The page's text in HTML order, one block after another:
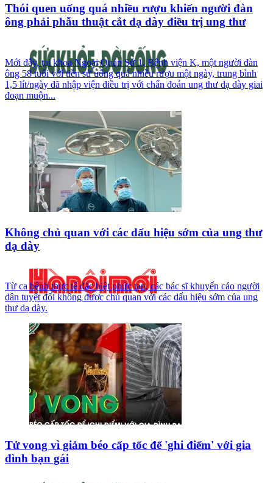
Thói quen uống quá nhiều rượu khiến người đàn
ông phải phẫu thuật cắt dạ dày điều trị ung thư
Mới đây, tại khoa Ngoại Quán Sứ 1, Bệnh viện K, một người đàn
ông 58 tuổi với tiền sử uống quá nhiều rượu một ngày, trung bình
1,5 lít/ngày đã nhập viện điều trị với chẩn đoán ung thư dạ dày giai
đoạn muộn...
Không chủ quan với các dấu hiệu sớm của ung thư
dạ dày
Từ ca bệnh thực tế đặc biệt phức tạp, các bác sĩ khuyến cáo người
dân tuyệt đối không được chủ quan với các dấu hiệu sớm của ung
thư dạ dày.
Tử vong vì giảm béo cấp tốc để 'ghi điểm' với gia
đình bạn gái